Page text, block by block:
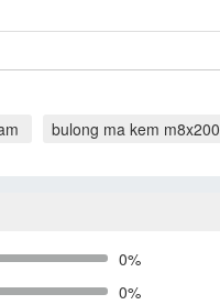
bulong ma kem m8x200
0%
0%